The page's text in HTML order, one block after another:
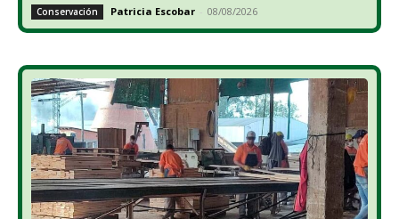
Conservación Patricia Escobar - 08/08/2026